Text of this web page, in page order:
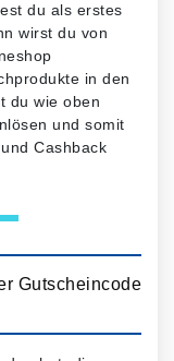
du als erstes
wirst du von
in den
du wie oben
und somit
Cashback
Gutscheincode